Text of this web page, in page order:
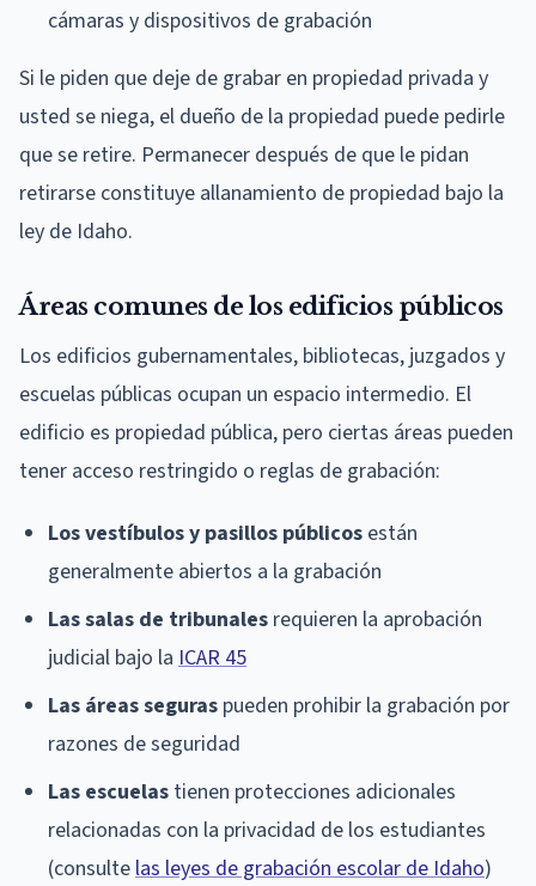
cámaras y dispositivos de grabación
Si le piden que deje de grabar en propiedad privada y
usted se niega, el dueño de la propiedad puede pedirle
que se retire. Permanecer después de que le pidan
retirarse constituye allanamiento de propiedad bajo la
ley de Idaho.
Áreas comunes de los edificios públicos
Los edificios gubernamentales, bibliotecas, juzgados y
escuelas públicas ocupan un espacio intermedio. El
edificio es propiedad pública, pero ciertas áreas pueden
tener acceso restringido o reglas de grabación:
Los vestíbulos y pasillos públicos están
generalmente abiertos a la grabación
Las salas de tribunales requieren la aprobación
judicial bajo la ICAR 45
Las áreas seguras pueden prohibir la grabación por
razones de seguridad
Las escuelas tienen protecciones adicionales
relacionadas con la privacidad de los estudiantes
(consultelas leyes de grabación escolar de Idaho)